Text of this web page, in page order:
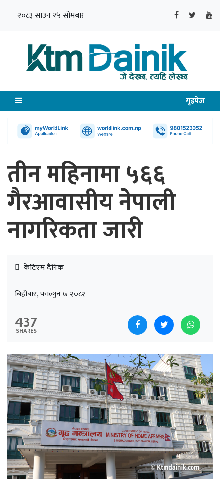
२०८३ साउन २५ सोमबार
गृहपेज
तीन महिनामा ५६६
गैरआवासीय नेपाली
नागरिकता जारी
केटिएम दैनिक
बिहीबार, फाल्गुन ७ २०८२
437
SHARES